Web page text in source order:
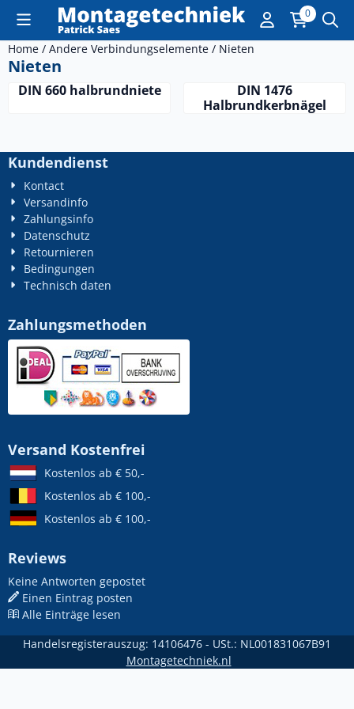
Cookie-Einstellungen sind derzeit geschlossen. 0
Home / Andere Verbindungselemente / Nieten
Nieten
DIN 660 halbrundniete
DIN 1476
Halbrundkerbnägel
Kundendienst
Kontact
Versandinfo
Zahlungsinfo
Datenschutz
Retournieren
Bedingungen
Technisch daten
Zahlungsmethoden
Versand Kostenfrei
Kostenlos ab € 50,-
Kostenlos ab € 100,-
Kostenlos ab € 100,-
Reviews
Keine Antworten gepostet
Einen Eintrag posten
Alle Einträge lesen
Handelsregisterauszug: 14106476 - USt.: NL001831067B91
Montagetechniek.nl